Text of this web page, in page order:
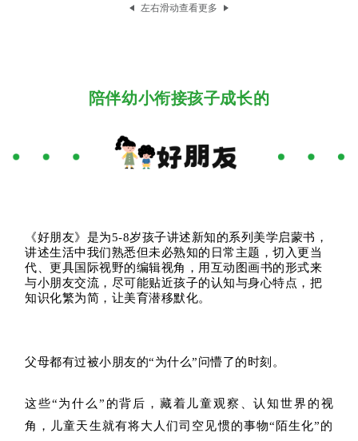
左右滑动查看更多
陪伴幼小衔接孩子成长的
《好朋友》是为5-8岁孩子讲述新知的系列美学启蒙书，
讲述生活中我们熟悉但未必熟知的日常主题，切入更当
代、更具国际视野的编辑视角，用互动图画书的形式来
与小朋友交流，尽可能贴近孩子的认知与身心特点，把
知识化繁为简，让美育潜移默化。
父母都有过被小朋友的“为什么”问懵了的时刻。
这些“为什么”的背后，藏着儿童观察、认知世界的视
角，儿童天生就有将大人们司空见惯的事物“陌生化”的